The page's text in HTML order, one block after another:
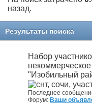
назад.
Результаты поиска
Набор
"Изобильный
Форум: Ваши